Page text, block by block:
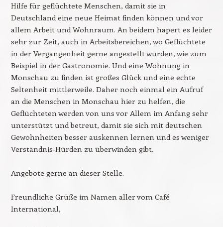
Hilfe für geflüchtete Menschen, damit sie in
Deutschland eine neue Heimat finden können und vor
allem Arbeit und Wohnraum. An beidem hapert es leider
sehr zur Zeit, auch in Arbeitsbereichen, wo Geflüchtete
in der Vergangenheit gerne angestellt wurden, wie zum
Beispiel in der Gastronomie. Und eine Wohnung in
Monschau zu finden ist großes Glück und eine echte
Seltenheit mittlerweile. Daher noch einmal ein Aufruf
an die Menschen in Monschau hier zu helfen, die
Geflüchteten werden von uns vor Allem im Anfang sehr
unterstützt und betreut, damit sie sich mit deutschen
Gewohnheiten besser auskennen lernen und es weniger
Verständnis-Hürden zu überwinden gibt.
Angebote gerne an dieser Stelle.
Freundliche Grüße im Namen aller vom Café
International,